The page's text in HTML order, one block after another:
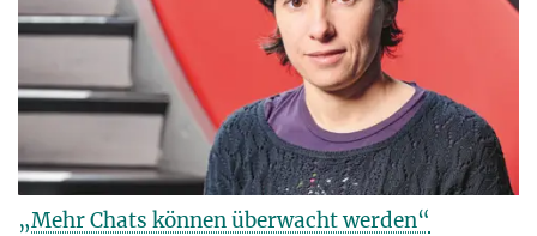
„Mehr Chats können überwacht werden“